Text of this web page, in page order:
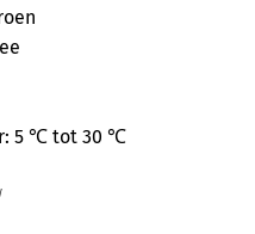
5 ℃ tot 30 ℃